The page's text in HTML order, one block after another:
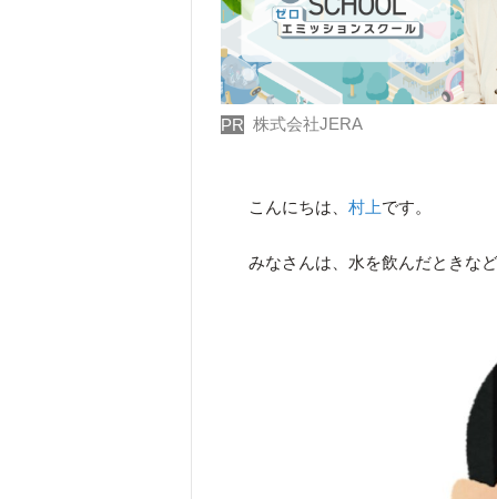
PR 株式会社JERA
こんにちは、村上です。
みなさんは、水を飲んだときな